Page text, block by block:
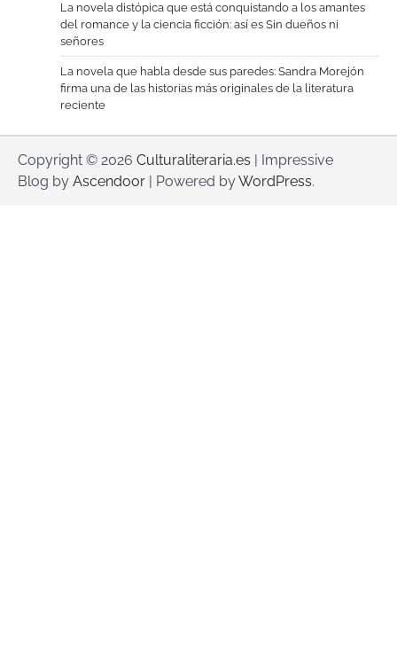
La novela distópica que está conquistando a los amantes
del romance y la ciencia ficción: así es Sin dueños ni
señores
La novela que habla desde sus paredes: Sandra Morejón
firma una de las historias más originales de la literatura
reciente
Copyright © 2026 Culturaliteraria.es | Impressive
Blog by Ascendoor | Powered byWordPress.